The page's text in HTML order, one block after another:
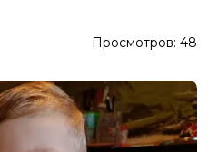
Просмотров: 48